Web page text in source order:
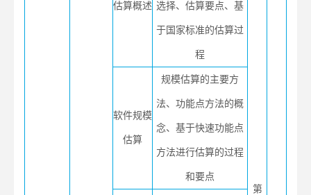
估算概述 选择、估算要点、基
于国家标准的估算过
程
第
软件规模
估算
规模估算的主要方
法、功能点方法的概
念、基于快速功能点
方法进行估算的过程
和要点